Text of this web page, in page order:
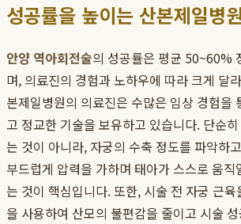
성공률을 높이는 산본제일병
안양 역아회전술의 성공률은 평균 50~60%
며, 의료진의 경험과 노하우에 따라 크게 달
본제일병원의 의료진은 수많은 임상 경험을
고 정교한 기술을 보유하고 있습니다. 단순
는 것이 아니라, 자궁의 수축 정도를 파악하
부드럽게 압력을 가하며 태아가 스스로 움
는 것이 핵심입니다. 또한, 시술 전 자궁 근
을 사용하여 산모의 불편감을 줄이고 시술